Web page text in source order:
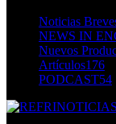
Noticias
NEWS IN
Nuevos
Artículos176
PODCAST54